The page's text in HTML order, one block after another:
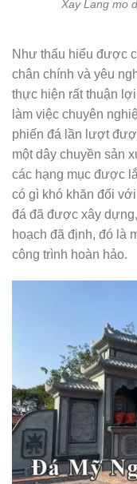
Xay Lang mo
Như thấu hiểu được
chân chính và yêu
thực hiện rất thuận
làm việc chuyên
phiến đá lần lượt
một dây chuyền sản
các hạng mục được
có gì khó khăn đối
đá đã được xây
hoạch đã định, đó là
công trình hoàn hảo.